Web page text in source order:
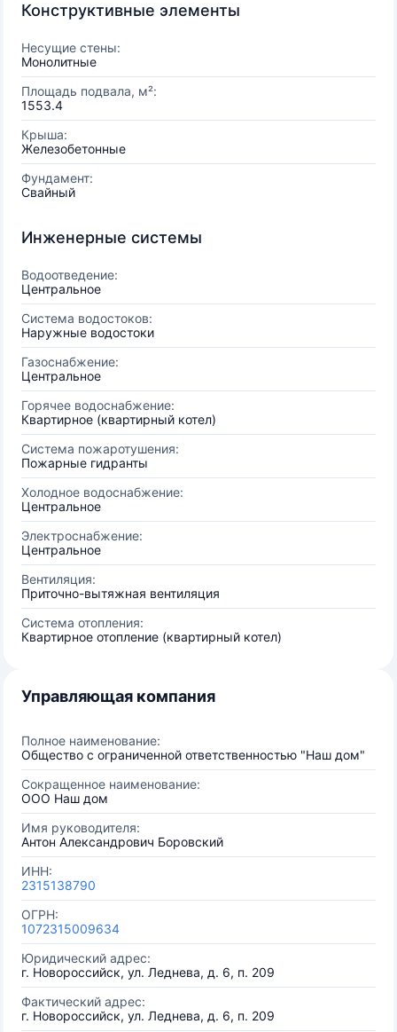
Конструктивные элементы
Несущие стены:
Монолитные
Площадь подвала, м²:
1553.4
Крыша:
Железобетонные
Фундамент:
Свайный
Инженерные системы
Водоотведение:
Центральное
Система водостоков:
Наружные водостоки
Газоснабжение:
Центральное
Горячее водоснабжение:
Квартирное (квартирный котел)
Система пожаротушения:
Пожарные гидранты
Холодное водоснабжение:
Центральное
Электроснабжение:
Центральное
Вентиляция:
Приточно-вытяжная вентиляция
Система отопления:
Квартирное отопление (квартирный котел)
Управляющая компания
Полное наименование:
Общество с ограниченной ответственностью "Наш дом"
Сокращенное наименование:
ООО Наш дом
Имя руководителя:
Антон Александрович Боровский
ИНН:
2315138790
ОГРН:
1072315009634
Юридический адрес:
г. Новороссийск, ул. Леднева, д. 6, п. 209
Фактический адрес:
г. Новороссийск, ул. Леднева, д. 6, п. 209